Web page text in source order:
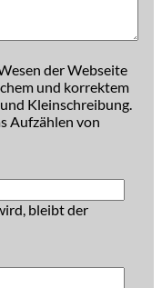
der Webseite
und korrektem
Kleinschreibung.
Aufzählen von
bleibt der